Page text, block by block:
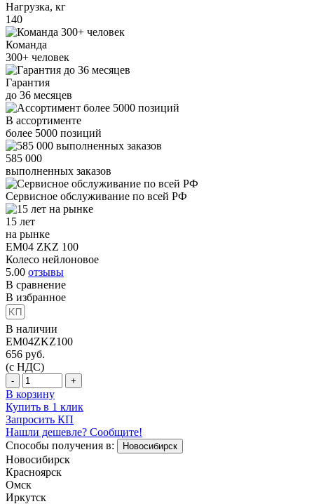
Нагрузка, кг
140
Команда
300+ человек
Гарантия
до 36 месяцев
В ассортименте
более 5000 позиций
585 000
выполненных заказов
Сервисное обслуживание по всей РФ
15 лет
на рынке
EM04 ZKZ 100
Колесо нейлоновое
5.00 отзывы
В сравнение
В избранное
В наличии
EM04ZKZ100
656 руб.
(с НДС)
- +
В корзину
Купить в 1 клик
Запросить КП
Нашли дешевле? Сообщите!
Способы получения в:
Новосибирск
Новосибирск
Красноярск
Омск
Иркутск